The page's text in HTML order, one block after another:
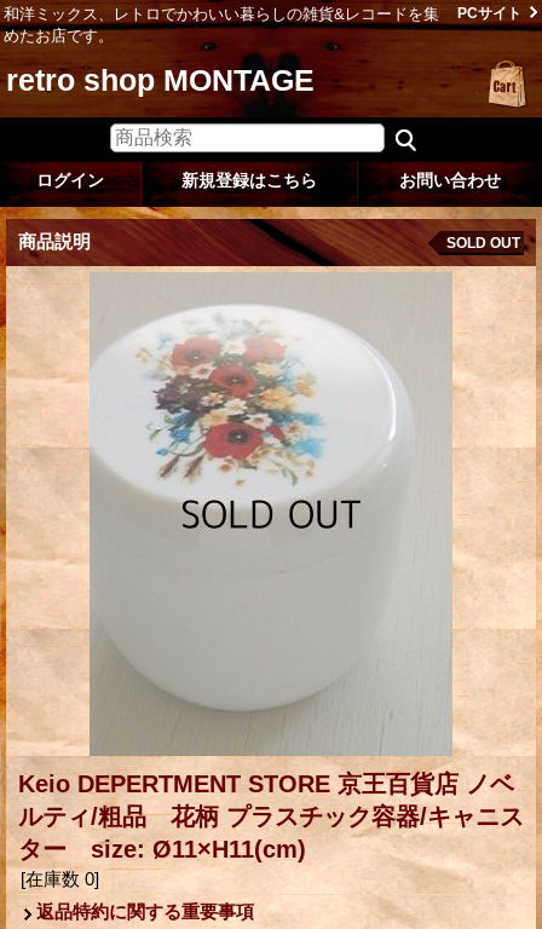
和洋ミックス、レトロでかわいい暮らしの雑貨&レコードを集
めたお店です。
PCサイト
retro shop MONTAGE
ログイン 新規登録はこちら お問い合わせ
商品説明 SOLD OUT
Keio DEPERTMENT STORE 京王百貨店 ノベ
ルティ/粗品 花柄 プラスチック容器/キャニス
ター size: Ø11×H11(cm)
[在庫数 0]
返品特約に関する重要事項